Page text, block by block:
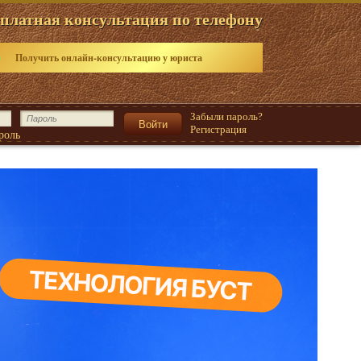
консультация по телефону
Получить онлайн-консультацию у юриста
Забыли пароль?
Регистрация